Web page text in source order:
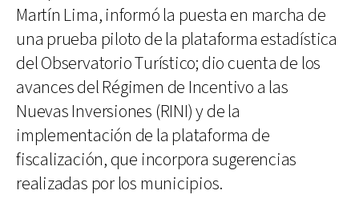
Martín Lima, informó la puesta en marcha de
una prueba piloto de la plataforma estadística
del Observatorio Turístico; dio cuenta de los
avances del Régimen de Incentivo a las
Nuevas Inversiones (RINI) y de la
implementación de la plataforma de
fiscalización, que incorpora sugerencias
realizadas por los municipios.